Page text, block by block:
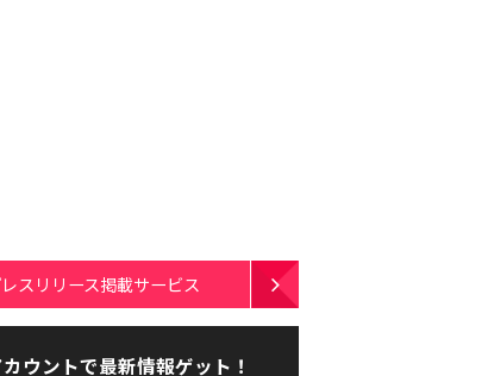
スリリース掲載サービス
ウントで最新情報ゲット！